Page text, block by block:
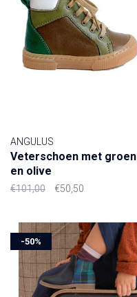
ANGULUS
Veterschoen met groen
en olive
€101,00 €50,50
-50%